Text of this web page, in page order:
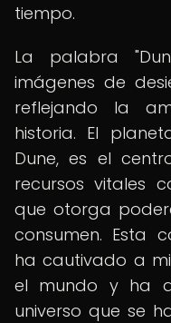
tiempo.
La palabra
imágenes de
reflejando la
historia. El
Dune, es el
recursos vitales
que otorga
consumen. Esta
ha cautivado a
el mundo y ha
universo que se